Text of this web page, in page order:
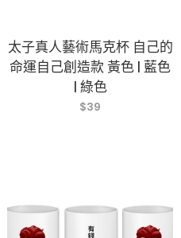
太子真人藝術馬克杯 自己的
命運自己創造款 黃色 | 藍色
| 綠色
$39